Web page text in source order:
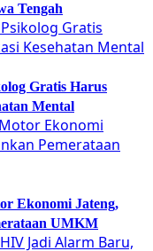
Tengah
Gratis Harus
Mental
Ekonomi Jateng,
UMKM